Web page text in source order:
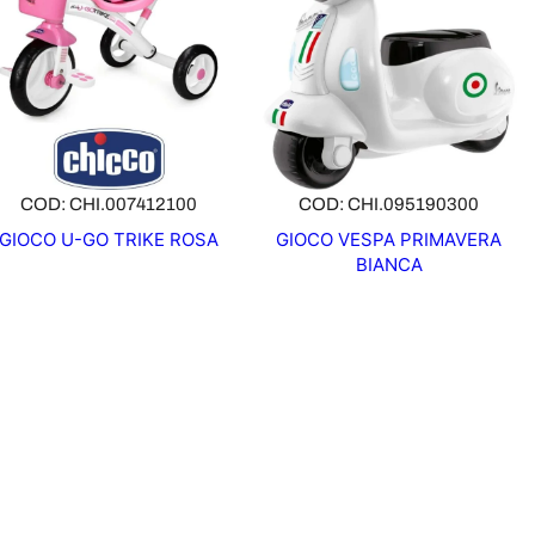
COD: CHI.007412100
GIOCO U-GO TRIKE ROSA
COD: CHI.095190300
GIOCO VESPA PRIMAVERA
BIANCA